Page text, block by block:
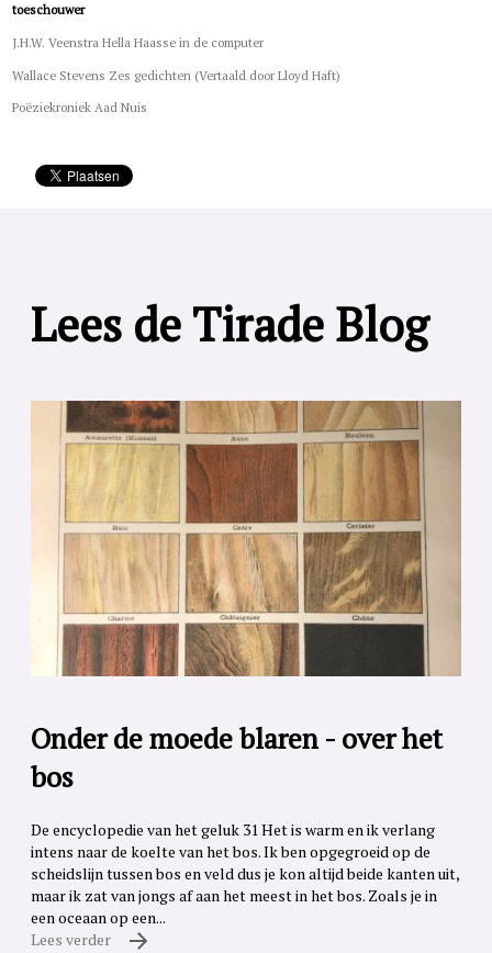
toeschouwer
J.H.W. Veenstra Hella Haasse in de computer
Wallace Stevens Zes gedichten (Vertaald door Lloyd Haft)
Poëziekroniek Aad Nuis
Lees de Tirade Blog
Onder de moede blaren - over het
bos
De encyclopedie van het geluk 31 Het is warm en ik verlang
intens naar de koelte van het bos. Ik ben opgegroeid op de
scheidslijn tussen bos en veld dus je kon altijd beide kanten uit,
maar ik zat van jongs af aan het meest in het bos. Zoals je in
een oceaan op een...
Lees verder